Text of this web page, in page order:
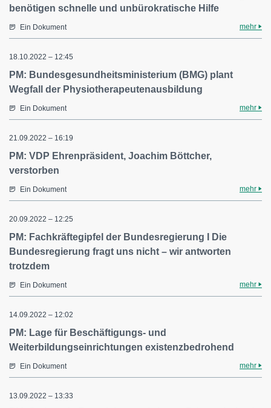
benötigen schnelle und unbürokratische Hilfe
Ein Dokument mehr
18.10.2022 – 12:45
PM: Bundesgesundheitsministerium (BMG) plant
Wegfall der Physiotherapeutenausbildung
Ein Dokument mehr
21.09.2022 – 16:19
PM: VDP Ehrenpräsident, Joachim Böttcher,
verstorben
Ein Dokument mehr
20.09.2022 – 12:25
PM: Fachkräftegipfel der Bundesregierung I Die
Bundesregierung fragt uns nicht – wir antworten
trotzdem
Ein Dokument mehr
14.09.2022 – 12:02
PM: Lage für Beschäftigungs- und
Weiterbildungseinrichtungen existenzbedrohend
Ein Dokument mehr
13.09.2022 – 13:33